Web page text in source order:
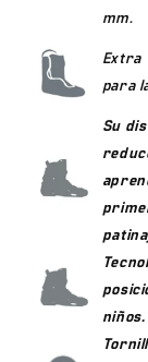
Para Niños
Los
Evolution
desde el
aprendizaje y
patín correcto
después son
Guía de Tallas
AJUSTE DEL
PODER DE FRENADO
VELOCIAD AL PATINAR
BAJA VELOCIDAD
mm.
Extra
para
Su
niños.